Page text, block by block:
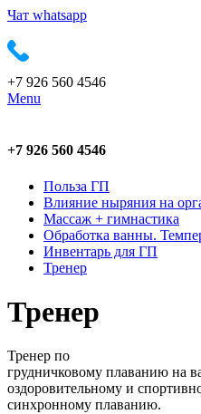
Чат whatsapp
+7 926 560 4546
Menu
+7 926 560 4546
Польза ГП
Влияние ныряния на
Массаж + гимнастика
Обработка ванны.
Инвентарь для ГП
Тренер
Тренер
Тренер по
грудничковому плаванию на
оздоровительному и
синхронному плаванию.